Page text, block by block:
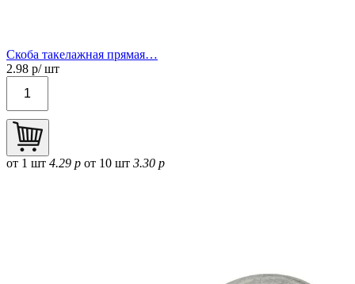
Скоба такелажная прямая…
2.98 р/ шт
от 1 шт 4.29 р от 10 шт 3.30 р